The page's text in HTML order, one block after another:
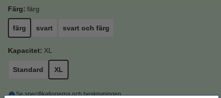
Färg: färg
färg svart svart och färg
Kapacitet: XL
Standard XL
Se specifikationerna och beskrivningen